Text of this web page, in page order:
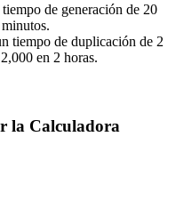
de generación de 20
tiempo de duplicación de 2
en 2 horas.
la Calculadora